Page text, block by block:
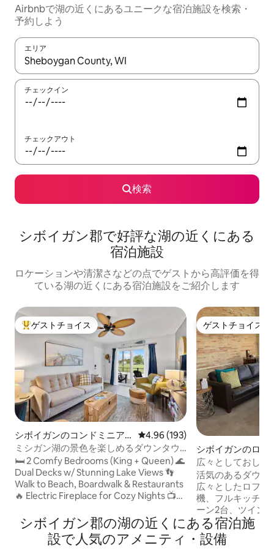
Airbnbで湖の近くにあるユニークな宿泊施設を検索・
予約しよう
エリア
検索結果が表示されたら、上下の矢印キーを使って移動するか
チェックイン
チェックアウト
検索
シボイガン郡で好評な湖の近くにある
宿泊施設
ロケーションや清潔さなどの点でゲストから高評価を得
ている湖の近くにある宿泊施設をご紹介します
大好評のゲストチョイスです。
ゲストチョイス
シボイガンのコンドミニア
ム
レビュー193件、5つ星中4.96つ
4.96 (193)
ミシガン湖の景色を楽しめるダウンタウ
ンのビーチサイドコンドミニアム
🛏️ 2 Comfy Bedrooms (King + Queen) 🌊
Dual Decks w/ Stunning Lake Views 👣
Walk to Beach, Boardwalk & Restaurants
🔥 Electric Fireplace for Cozy Nights 📺
Unit Laundry + Full Kitchen 🪂 Steps
from Kite & Parasailing-Friendly Park 🚗
Free Parking + Walkable to Downtown
ゲストチョイス
ゲストチョイス
シボイガンのロフ
広々としておしゃ
フト
活気のあるダウン
広々としたロフト
機、フルキッチン
ーン2台、ツイン
れるスペース。家
います。スマート
Fi。後ろに有料駐
シボイガン郡の湖の近くにある宿泊施
設で人気のアメニティ・設備